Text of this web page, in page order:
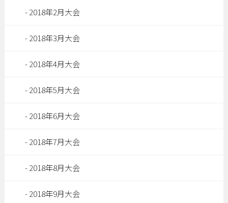
2018年2月大会
2018年3月大会
2018年4月大会
2018年5月大会
2018年6月大会
2018年7月大会
2018年8月大会
2018年9月大会